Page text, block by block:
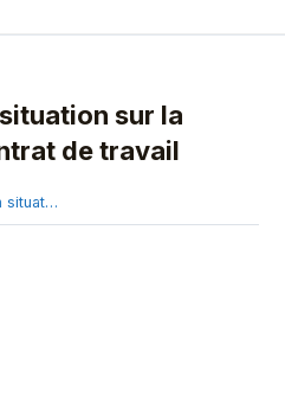
sur la
de travail
Leçon 1 : Mise en situation sur la conclusion du contrat de travail